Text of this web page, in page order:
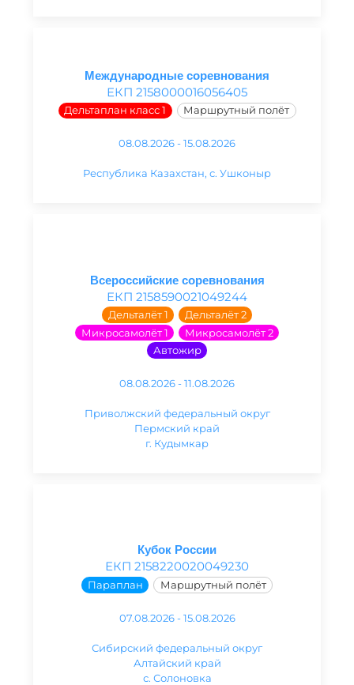
Международные соревнования
ЕКП 2158000016056405
Дельтаплан класс 1 Маршрутный полёт
08.08.2026 - 15.08.2026
Республика Казахстан, с. Ушконыр
Всероссийские соревнования
ЕКП 2158590021049244
Дельталёт 1
Дельталёт 2
Микросамолёт 1
Микросамолёт 2
Автожир
08.08.2026 - 11.08.2026
Приволжский федеральный округ
Пермский край
г. Кудымкар
Кубок России
ЕКП 2158220020049230
Параплан Маршрутный полёт
07.08.2026 - 15.08.2026
Сибирский федеральный округ
Алтайский край
с. Солоновка